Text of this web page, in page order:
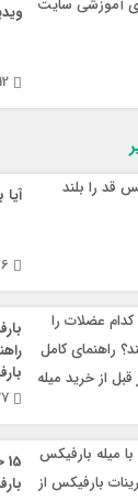
12 تیر 1404
06
27